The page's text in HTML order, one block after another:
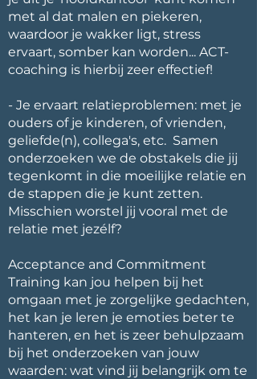
met al dat malen en piekeren,
waardoor je wakker ligt, stress
ervaart, somber kan worden... ACT-
coaching is hierbij zeer effectief!
- Je ervaart relatieproblemen: met je
ouders of je kinderen, of vrienden,
geliefde(n), collega's, etc. Samen
onderzoeken we de obstakels die jij
tegenkomt in die moeilijke relatie en
de stappen die je kunt zetten.
Misschien worstel jij vooral met de
relatie met jezélf?
Acceptance and Commitment
Training kan jou helpen bij het
omgaan met je zorgelijke gedachten,
het kan je leren je emoties beter te
hanteren, en het is zeer behulpzaam
bij het onderzoeken van jouw
waarden: wat vind jij belangrijk om te